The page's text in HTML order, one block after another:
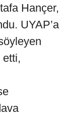
Hançer,
UYAP’a
etti,